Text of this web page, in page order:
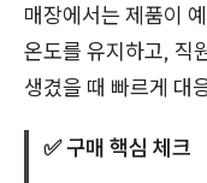
매장에서는 제품이
온도를 유지하고, 직
생겼을 때 빠르게 대
✅ 구매 핵심 체크